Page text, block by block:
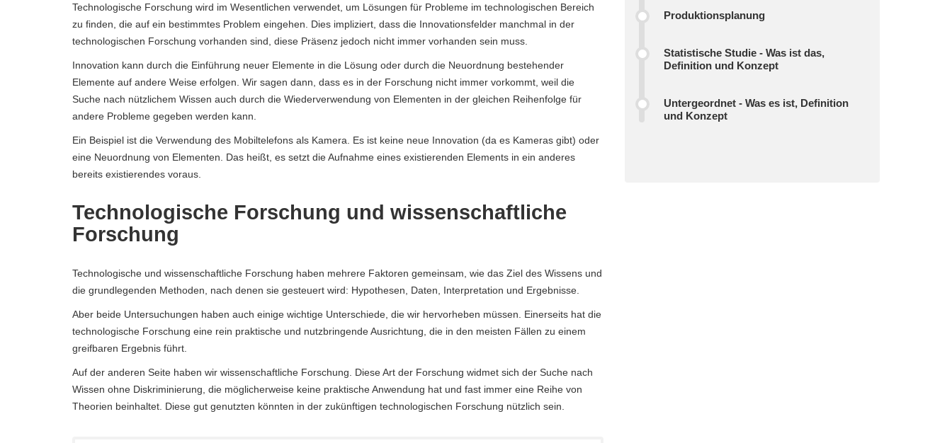
Technologische Forschung wird im Wesentlichen verwendet, um Lösungen für Probleme im technologischen Bereich
zu finden, die auf ein bestimmtes Problem eingehen. Dies impliziert, dass die Innovationsfelder manchmal in der
technologischen Forschung vorhanden sind, diese Präsenz jedoch nicht immer vorhanden sein muss.
Innovation kann durch die Einführung neuer Elemente in die Lösung oder durch die Neuordnung bestehender
Elemente auf andere Weise erfolgen. Wir sagen dann, dass es in der Forschung nicht immer vorkommt, weil die
Suche nach nützlichem Wissen auch durch die Wiederverwendung von Elementen in der gleichen Reihenfolge für
andere Probleme gegeben werden kann.
Ein Beispiel ist die Verwendung des Mobiltelefons als Kamera. Es ist keine neue Innovation (da es Kameras gibt) oder
eine Neuordnung von Elementen. Das heißt, es setzt die Aufnahme eines existierenden Elements in ein anderes
bereits existierendes voraus.
Technologische Forschung und wissenschaftliche
Forschung
Technologische und wissenschaftliche Forschung haben mehrere Faktoren gemeinsam, wie das Ziel des Wissens und
die grundlegenden Methoden, nach denen sie gesteuert wird: Hypothesen, Daten, Interpretation und Ergebnisse.
Aber beide Untersuchungen haben auch einige wichtige Unterschiede, die wir hervorheben müssen. Einerseits hat die
technologische Forschung eine rein praktische und nutzbringende Ausrichtung, die in den meisten Fällen zu einem
greifbaren Ergebnis führt.
Auf der anderen Seite haben wir wissenschaftliche Forschung. Diese Art der Forschung widmet sich der Suche nach
Wissen ohne Diskriminierung, die möglicherweise keine praktische Anwendung hat und fast immer eine Reihe von
Theorien beinhaltet. Diese gut genutzten könnten in der zukünftigen technologischen Forschung nützlich sein.
Produktionsplanung
Statistische Studie - Was ist das,
Definition und Konzept
Untergeordnet - Was es ist, Definition
und Konzept